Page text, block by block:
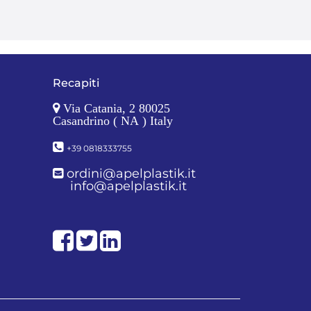
Recapiti
Via Catania, 2 80025
Casandrino ( NA ) Italy
+39 0818333755
ordini@apelplastik.it
info@apelplastik.it
Facebook
TwitterLinkedIn